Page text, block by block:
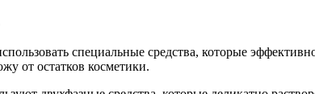
специальные средства, которые
от остатков косметики.